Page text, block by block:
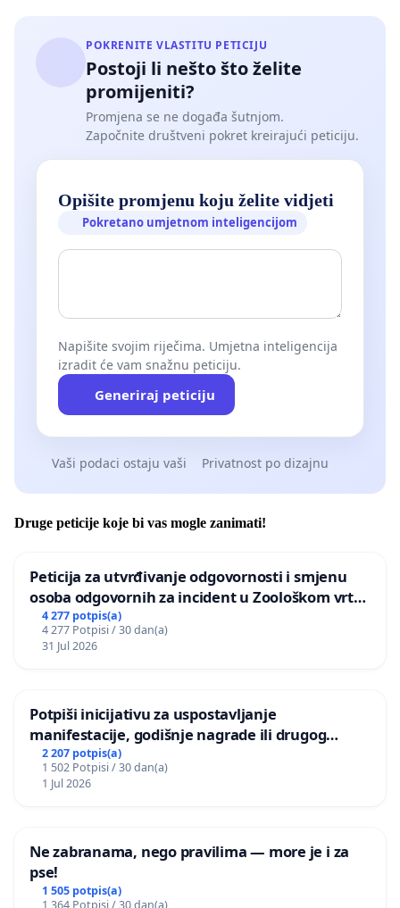
POKRENITE VLASTITU PETICIJU
Postoji li nešto što želite
promijeniti?
Promjena se ne događa šutnjom.
Započnite društveni pokret kreirajući peticiju.
Opišite promjenu koju želite vidjeti
Pokretano umjetnom inteligencijom
Napišite svojim riječima. Umjetna inteligencija
izradit će vam snažnu peticiju.
Generiraj peticiju
Vaši podaci ostaju vaši Privatnost po dizajnu
Druge peticije koje bi vas mogle zanimati!
Peticija za utvrđivanje odgovornosti i smjenu
osoba odgovornih za incident u Zoološkom vrtu
Grada Zagreba
4 277 potpis(a)
4 277 Potpisi / 30 dan(a)
31 Jul 2026
Potpiši inicijativu za uspostavljanje
manifestacije, godišnje nagrade ili drugog
javnog događaja „Edin Avdić“ u Sarajevu
2 207 potpis(a)
1 502 Potpisi / 30 dan(a)
1 Jul 2026
Ne zabranama, nego pravilima — more je i za
pse!
1 505 potpis(a)
1 364 Potpisi / 30 dan(a)